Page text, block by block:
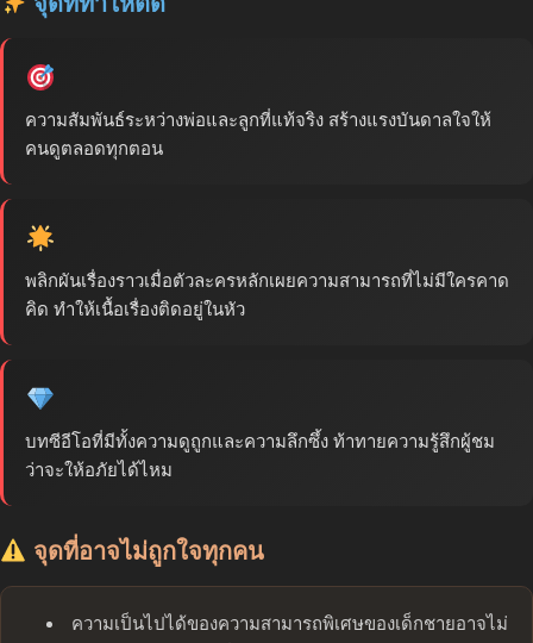
ความสัมพันธ์ระหว่างพ่อและลูกที่แท้จริง สร้างแรงบันดาลใจให้
คนดูตลอดทุกตอน
พลิกผันเรื่องราวเมื่อตัวละครหลักเผยความสามารถที่ไม่มีใครคาด
คิด ทำให้เนื้อเรื่องติดอยู่ในหัว
บทซีอีโอที่มีทั้งความดูถูกและความลึกซึ้ง ท้าทายความรู้สึกผู้ชม
ว่าจะให้อภัยได้ไหม
จุดที่อาจไม่ถูกใจทุกคน
ความเป็นไปได้ของความสามารถพิเศษของเด็กชายอาจไม่